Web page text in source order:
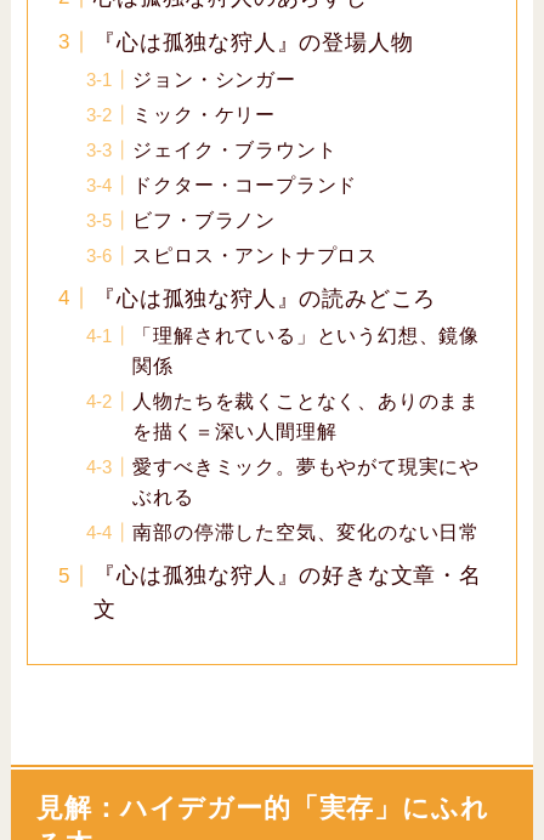
『心は孤独な狩人』の登場人物
ジョン・シンガー
ミック・ケリー
ジェイク・ブラウント
ドクター・コープランド
ビフ・ブラノン
スピロス・アントナプロス
『心は孤独な狩人』の読みどころ
「理解されている」という幻想、鏡像
関係
人物たちを裁くことなく、ありのまま
を描く＝深い人間理解
愛すべきミック。夢もやがて現実にや
ぶれる
南部の停滞した空気、変化のない日常
『心は孤独な狩人』の好きな文章・名
文
見解：ハイデガー的「実存」にふれ